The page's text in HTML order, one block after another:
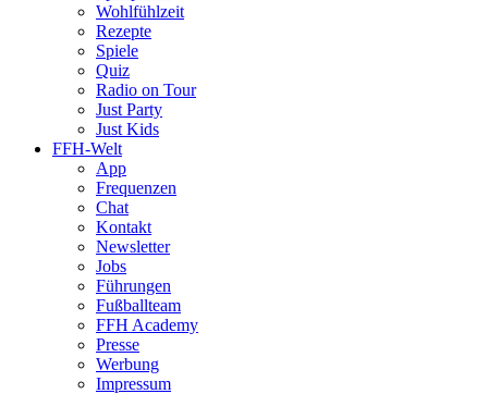
Wohlfühlzeit
Rezepte
Spiele
Quiz
Radio on Tour
Just Party
Just Kids
FFH-Welt
App
Frequenzen
Chat
Kontakt
Newsletter
Jobs
Führungen
Fußballteam
FFH Academy
Presse
Werbung
Impressum